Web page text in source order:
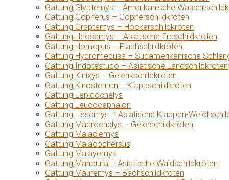
Gattung Glyptemys – Amerikanische
Gattung Gopherus – Gopherschildkröten
Gattung Graptemys – Höckerschildkröten
Gattung Heosemys – Asiatische Erdschildkröten
Gattung Homopus – Flachschildkröten
Gattung Hydromedusa – Südamerikanische
Gattung Indotestudo – Asiatische Landschildkröten
Gattung Kinixys – Gelenkschildkröten
Gattung Kinosternon – Klappschildkröten
Gattung Lepidochelys
Gattung Leucocephalon
Gattung Lissemys – Asiatische Klappen-
Gattung Macrochelys – Geierschildkröten
Gattung Malaclemys
Gattung Malacochersus
Gattung Malayemys
Gattung Manouria – Asiatische Waldschildkröten
Gattung Mauremys – Bachschildkröten